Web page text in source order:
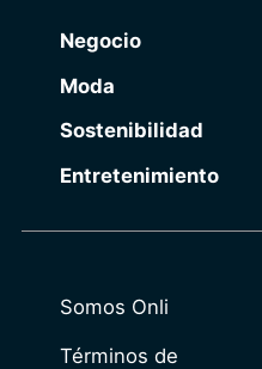
Negocio
Moda
Sostenibilidad
Entretenimiento
Somos Onli
Términos de